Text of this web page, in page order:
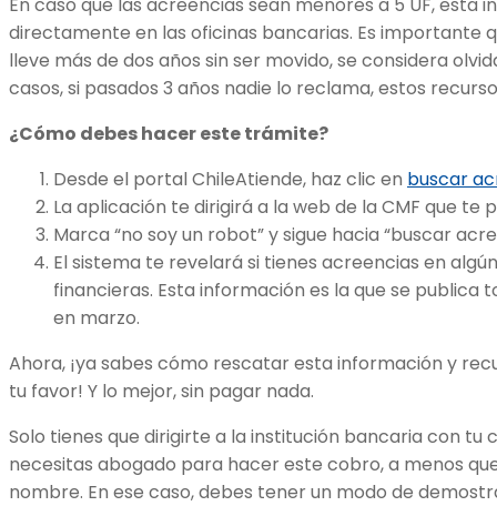
directamente en las oficinas bancarias. Es importante
lleve más de dos años sin ser movido, se considera
casos, si pasados 3 años nadie lo reclama, estos
¿Cómo debes hacer este trámite?
Desde el portal ChileAtiende, haz clic en buscar
La aplicación te dirigirá a la web de la CMF que te
Marca “no soy un robot” y sigue hacia “buscar
El sistema te revelará si tienes acreencias en
financieras. Esta información es la que se publica
en marzo.
Ahora, ¡ya sabes cómo rescatar esta información y
tu favor! Y lo mejor, sin pagar nada.
Solo tienes que dirigirte a la institución bancaria con tu
necesitas abogado para hacer este cobro, a menos
nombre. En ese caso, debes tener un modo de